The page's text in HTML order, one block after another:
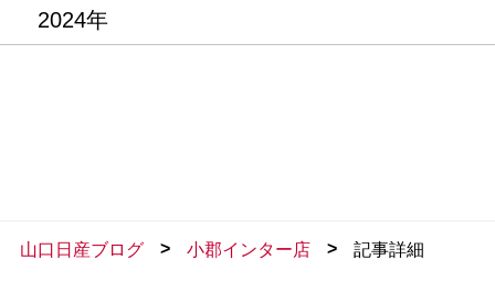
2024年
山口日産ブログ > 小郡インター店 > 記事詳細